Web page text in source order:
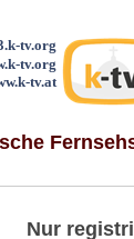
tv.org
tv.org
tv.at
Nur